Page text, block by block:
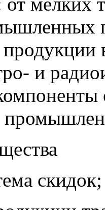
и
скидок;